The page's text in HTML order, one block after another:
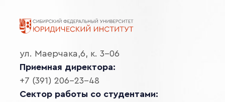
ул. Маерчака,6, к. 3-06
Приемная директора:
+7 (391) 206-23-48
Сектор работы со студентами: